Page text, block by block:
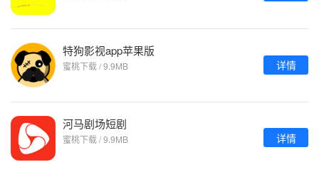
特狗影视app苹果版
蜜桃下载 / 9.9MB 详情
河马剧场短剧
蜜桃下载 / 9.9MB 详情